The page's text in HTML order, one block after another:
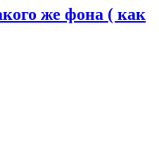
же фона ( как